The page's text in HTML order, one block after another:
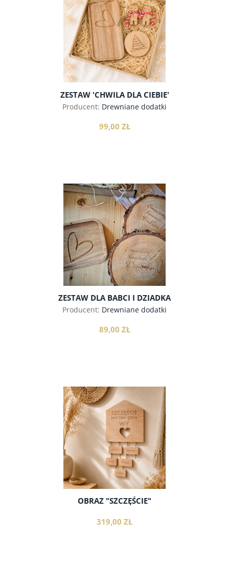
do koszyka
ZESTAW 'CHWILA DLA CIEBIE'
Producent: Drewniane dodatki
99,00 ZŁ
do koszyka
ZESTAW DLA BABCI I DZIADKA
Producent: Drewniane dodatki
89,00 ZŁ
do koszyka
OBRAZ "SZCZĘŚCIE"
319,00 ZŁ